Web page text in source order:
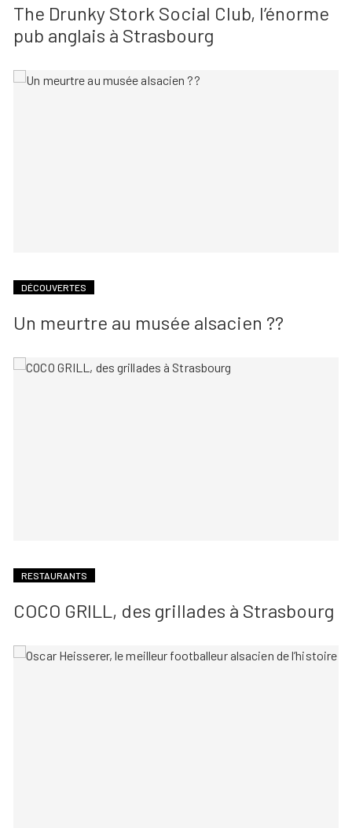
The Drunky Stork Social Club, l’énorme
pub anglais à Strasbourg
DÉCOUVERTES
Un meurtre au musée alsacien ??
RESTAURANTS
COCO GRILL, des grillades à Strasbourg